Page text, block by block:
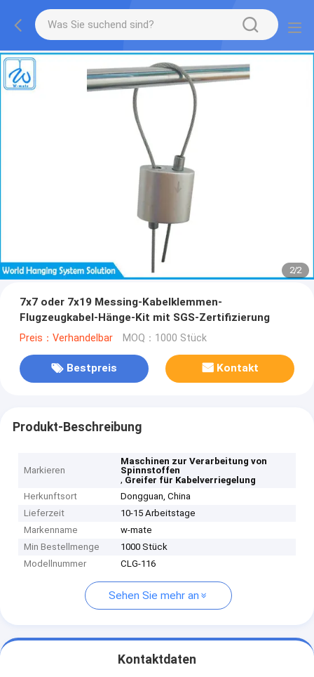
2/2
7x7 oder 7x19 Messing-Kabelklemmen-
Flugzeugkabel-Hänge-Kit mit SGS-Zertifizierung
Preis：Verhandelbar MOQ：1000 Stück
Bestpreis Kontakt
Produkt-Beschreibung
Markieren
Maschinen zur Verarbeitung von
Spinnstoffen
, Greifer für Kabelverriegelung
Herkunftsort
Dongguan, China
Lieferzeit
10-15 Arbeitstage
Markenname
w-mate
Min Bestellmenge
1000 Stück
Modellnummer
CLG-116
Sehen Sie mehr an
Kontaktdaten